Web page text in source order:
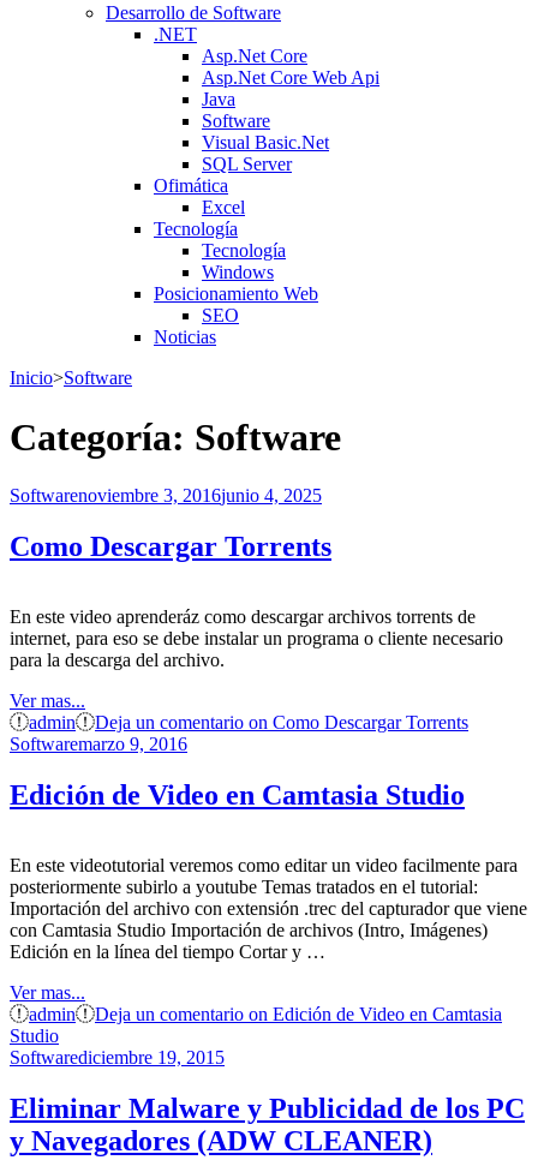
Desarrollo de Software
.NET
Asp.Net Core
Asp.Net Core Web Api
Java
Software
Visual Basic.Net
SQL Server
Ofimática
Excel
Tecnología
Tecnología
Windows
Posicionamiento Web
SEO
Noticias
Inicio>Software
Categoría: Software
Softwarenoviembre 3, 2016junio 4, 2025
Como Descargar Torrents
En este video aprenderáz como descargar archivos torrents de
internet, para eso se debe instalar un programa o cliente necesario
para la descarga del archivo.
Ver mas...
admin
Deja un comentario on Como Descargar Torrents
Softwaremarzo 9, 2016
Edición de Video en Camtasia Studio
En este videotutorial veremos como editar un video facilmente para
posteriormente subirlo a youtube Temas tratados en el tutorial:
Importación del archivo con extensión .trec del capturador que viene
con Camtasia Studio Importación de archivos (Intro, Imágenes)
Edición en la línea del tiempo Cortar y …
Ver mas...
admin
Deja un comentario on Edición de Video en Camtasia
Studio
Softwarediciembre 19, 2015
Eliminar Malware y Publicidad de los PC
y Navegadores (ADW CLEANER)